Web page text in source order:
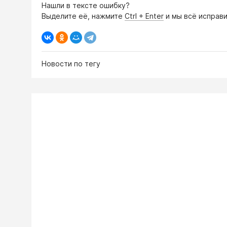
Нашли в тексте ошибку?
Выделите её, нажмите Ctrl + Enter и мы всё
Новости по тегу